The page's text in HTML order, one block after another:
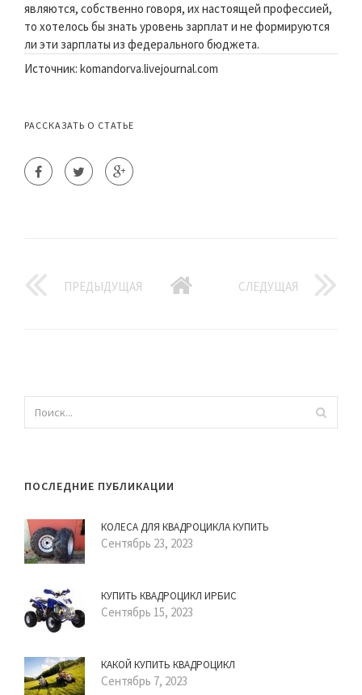
являются, собственно говоря, их настоящей профессией,
то хотелось бы знать уровень зарплат и не формируются
ли эти зарплаты из федерального бюджета.
Источник: komandorva.livejournal.com
РАССКАЗАТЬ О СТАТЬЕ
ПРЕДЫДУЩАЯ СЛЕДУЩАЯ
ПОСЛЕДНИЕ ПУБЛИКАЦИИ
КОЛЕСА ДЛЯ КВАДРОЦИКЛА КУПИТЬ
Сентябрь 23, 2023
КУПИТЬ КВАДРОЦИКЛ ИРБИС
Сентябрь 15, 2023
КАКОЙ КУПИТЬ КВАДРОЦИКЛ
Сентябрь 7, 2023